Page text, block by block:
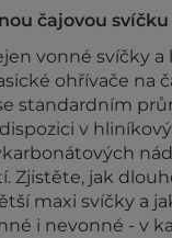
čajovou
vonné svíčky a
ohřívače na
standardním
v
Zjistěte, jak
maxi svíčky a
i nevonné - v